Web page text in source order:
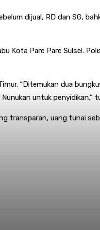
dijual, RD dan SG,
Kota Pare Pare Sulsel.
“Ditemukan dua
untuk penyidikan,”
transparan, uang tunai